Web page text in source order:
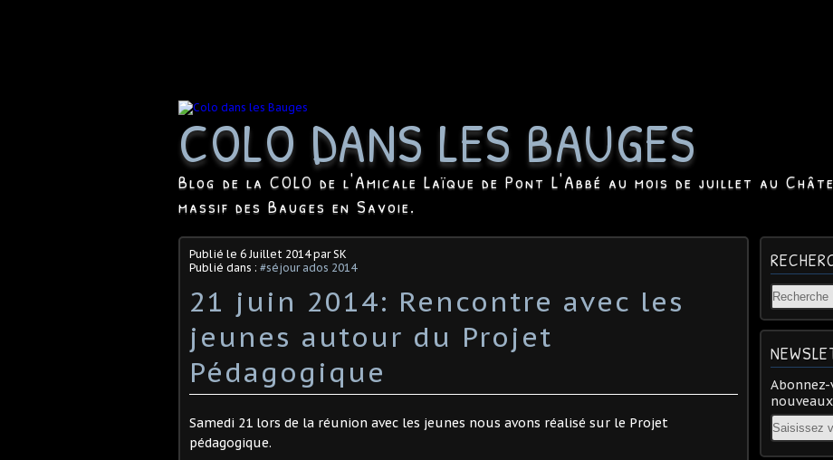
COLO DANS LES BAUGES
Blog de la COLO de l'Amicale Laïque de Pont L'Abbé au mois de juillet au
massif des Bauges en Savoie.
Publié le 6 Juillet 2014par SK
Publié dans : #séjour ados 2014
21 juin 2014: Rencontre avec les
jeunes autour du Projet
Pédagogique
Samedi 21 lors de la réunion avec les jeunes nous avons réalisé sur le Projet
pédagogique.
Email